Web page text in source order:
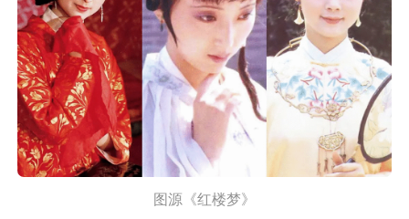
图源《红楼梦》